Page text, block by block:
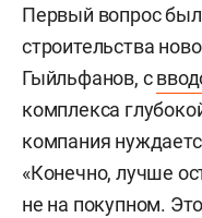
Первый вопрос
строительства
Гыйльфанов, с
комплекса
компания
«Конечно, лучше
не на покупном.